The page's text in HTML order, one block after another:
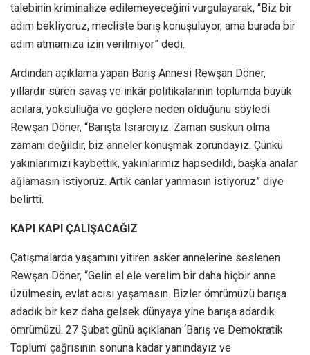
talebinin kriminalize edilemeyeceğini vurgulayarak, “Biz bir
adım bekliyoruz, mecliste barış konuşuluyor, ama burada bir
adım atmamıza izin verilmiyor” dedi.
Ardından açıklama yapan Barış Annesi Rewşan Döner,
yıllardır süren savaş ve inkâr politikalarının toplumda büyük
acılara, yoksulluğa ve göçlere neden olduğunu söyledi.
Rewşan Döner, “Barışta Israrcıyız. Zaman suskun olma
zamanı değildir, biz anneler konuşmak zorundayız. Çünkü
yakınlarımızı kaybettik, yakınlarımız hapsedildi, başka analar
ağlamasın istiyoruz. Artık canlar yanmasın istiyoruz” diye
belirtti.
KAPI KAPI ÇALIŞACAĞIZ
Çatışmalarda yaşamını yitiren asker annelerine seslenen
Rewşan Döner, “Gelin el ele verelim bir daha hiçbir anne
üzülmesin, evlat acısı yaşamasın. Bizler ömrümüzü barışa
adadık bir kez daha gelsek dünyaya yine barışa adardık
ömrümüzü. 27 Şubat günü açıklanan ‘Barış ve Demokratik
Toplum’ çağrısının sonuna kadar yanındayız ve